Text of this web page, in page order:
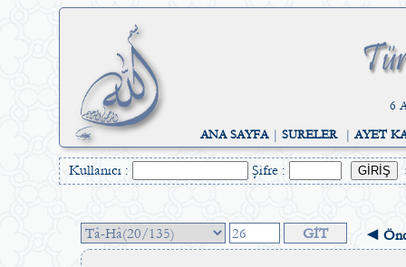
6
ANA SAYFA| SURELER| AYET
Kullanıcı : Şifre :
◄